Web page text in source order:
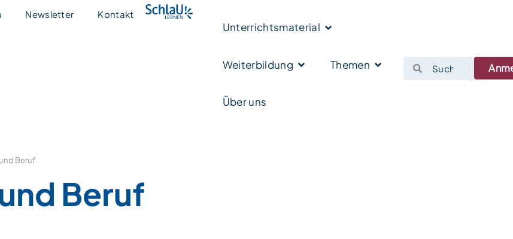
Newsletter Kontakt
Unterrichtsmaterial
Weiterbildung Themen
Über uns
Beruf
Beruf